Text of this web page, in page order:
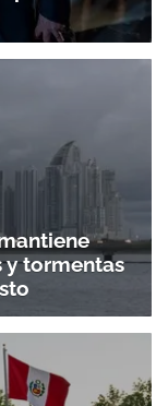
boletín.
y tormentas